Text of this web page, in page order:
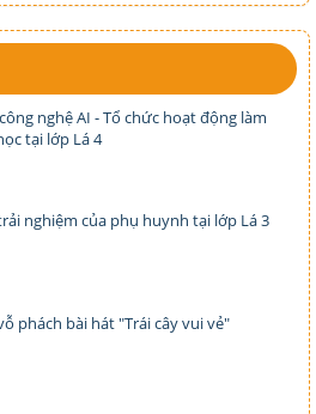
nghệ AI - Tổ chức hoạt động làm
tại lớp Lá 4
nghiệm của phụ huynh tại lớp Lá 3
phách bài hát "Trái cây vui vẻ"